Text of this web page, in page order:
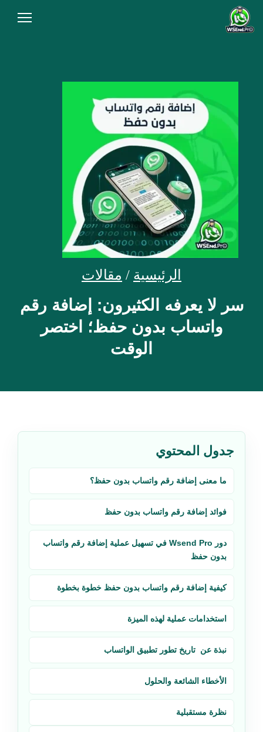
الرئيسية
سياسة الخصوصية
شروط الاستخدام
الاسئلة الشائعة
أنشئ رابط الآن
الرئيسية / مقالات
سر لا يعرفه الكثيرون: إضافة رقم
واتساب بدون حفظ؛ اختصر
الوقت
جدول المحتوي
ما معنى إضافة رقم واتساب بدون حفظ؟
فوائد إضافة رقم واتساب بدون حفظ
دور Wsend Pro في تسهيل عملية إضافة رقم واتساب
بدون حفظ
كيفية إضافة رقم واتساب بدون حفظ خطوة بخطوة
استخدامات عملية لهذه الميزة
نبذة عن تاريخ تطور تطبيق الواتساب
الأخطاء الشائعة والحلول
نظرة مستقبلية